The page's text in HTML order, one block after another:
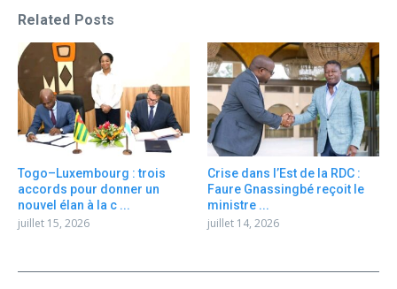
Related Posts
Togo–Luxembourg : trois
accords pour donner un
nouvel élan à la c ...
juillet 15, 2026
Crise dans l’Est de la RDC :
Faure Gnassingbé reçoit le
ministre ...
juillet 14, 2026